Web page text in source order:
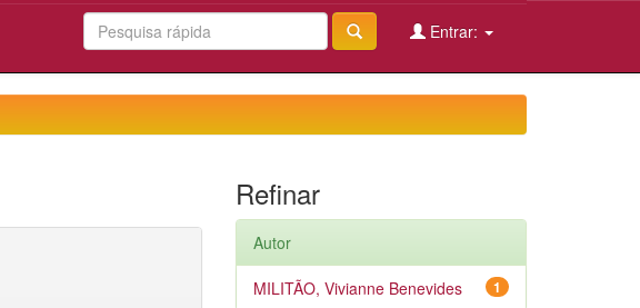
Entrar:
Refinar
Autor
1
MILITÃO, Vivianne Benevides